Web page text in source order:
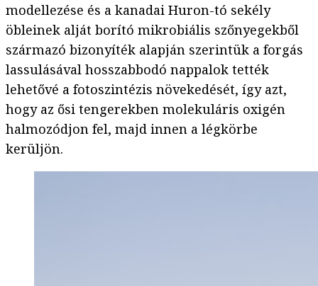
modellezése és a kanadai Huron-tó sekély
öbleinek alját borító mikrobiális szőnyegekből
származó bizonyíték alapján szerintük a forgás
lassulásával hosszabbodó nappalok tették
lehetővé a fotoszintézis növekedését, így azt,
hogy az ősi tengerekben molekuláris oxigén
halmozódjon fel, majd innen a légkörbe
kerüljön.